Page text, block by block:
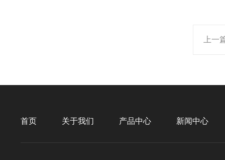
上一
首页 关于我们 产品中心 新闻中心